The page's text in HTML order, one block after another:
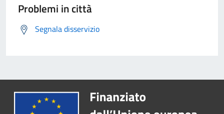
Problemi in città
Segnala disservizio